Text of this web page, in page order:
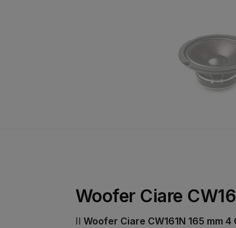
Woofer Ciare
Il Woofer Ciare CW161N 165 mm